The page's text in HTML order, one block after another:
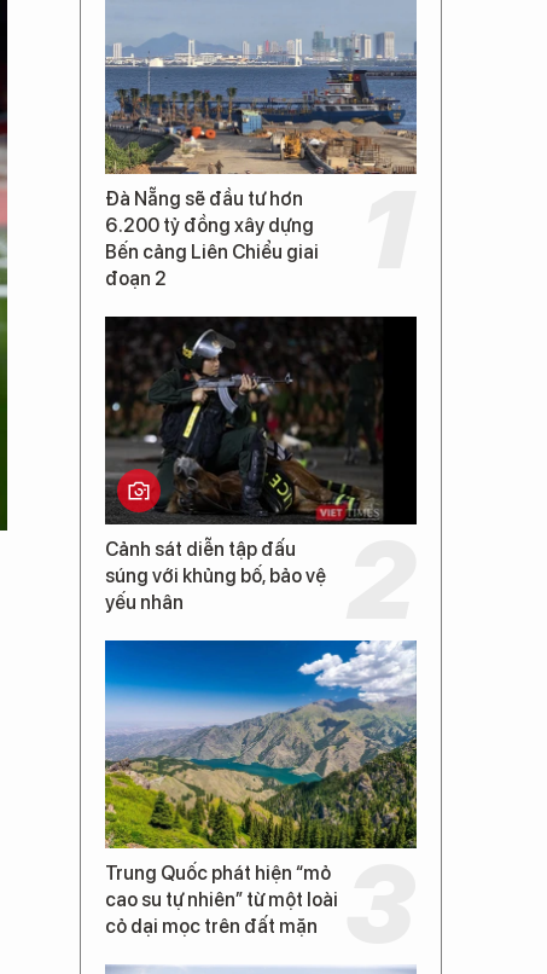
Đà Nẵng sẽ đầu tư hơn
6.200 tỷ đồng xây dựng
Bến cảng Liên Chiểu giai
đoạn 2
Cảnh sát diễn tập đấu
súng với khủng bố, bảo vệ
yếu nhân
Trung Quốc phát hiện “mỏ
cao su tự nhiên” từ một loài
cỏ dại mọc trên đất mặn